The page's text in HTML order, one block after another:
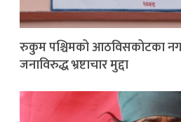
रुकुम पश्चिमको आठविसकोटका
जनाविरुद्ध भ्रष्टाचार मुद्दा